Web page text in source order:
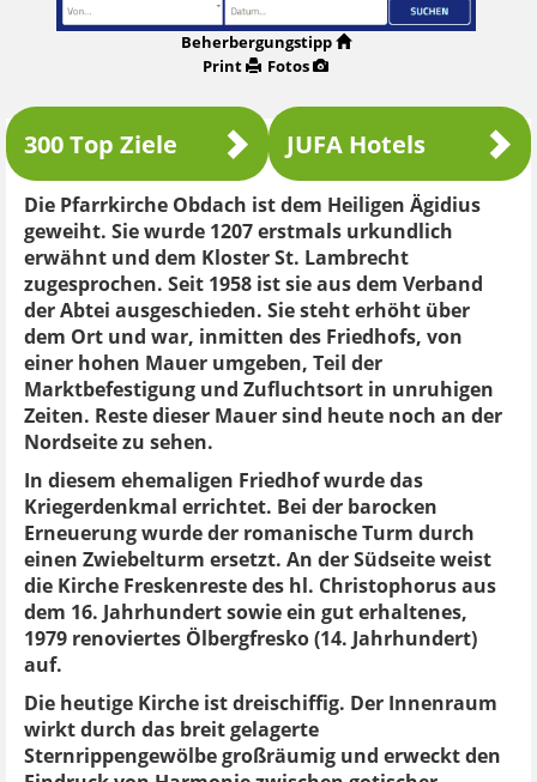
Beherbergungstipp
Print
Fotos
300 Top Ziele JUFA Hotels
Die Pfarrkirche Obdach ist dem Heiligen Ägidius
geweiht. Sie wurde 1207 erstmals urkundlich
erwähnt und dem Kloster St. Lambrecht
zugesprochen. Seit 1958 ist sie aus dem ­Verband
der Abtei ausgeschieden. Sie steht erhöht über
dem Ort und war, inmitten des Friedhofs, von
einer hohen Mauer umgeben, Teil der
Marktbefestigung und Zufluchtsort in unruhigen
Zeiten. Reste dieser Mauer sind heute noch an der
Nordseite zu sehen.
In diesem ehemaligen Friedhof wurde das
Kriegerdenkmal errichtet. Bei der barocken
Erneuerung wurde der romanische Turm durch
einen Zwiebelturm ersetzt. An der Südseite weist
die Kirche Freskenreste des hl. Christophorus aus
dem 16. Jahrhundert sowie ein gut erhaltenes,
1979 renoviertes Ölbergfresko (14. Jahrhundert)
auf.
Die heutige Kirche ist dreischiffig. Der Innenraum
wirkt durch das breit gelagerte
Sternrippengewölbe großräumig und erweckt den